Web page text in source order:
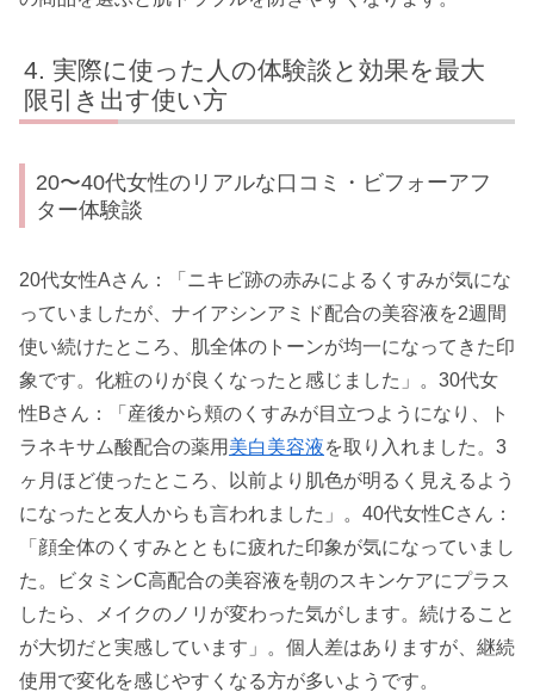
実際に使った人の体験談と効果を最大
限引き出す使い方
20〜40代女性のリアルな口コミ・ビフォーアフ
ター体験談
20代女性Aさん：「ニキビ跡の赤みによるくすみが気にな
っていましたが、ナイアシンアミド配合の美容液を2週間
使い続けたところ、肌全体のトーンが均一になってきた印
象です。化粧のりが良くなったと感じました」。30代女
性Bさん：「産後から頬のくすみが目立つようになり、ト
ラネキサム酸配合の薬用 美白美容液を取り入れました。3
ヶ月ほど使ったところ、以前より肌色が明るく見えるよう
になったと友人からも言われました」。40代女性Cさん：
「顔全体のくすみとともに疲れた印象が気になっていまし
た。ビタミンC高配合の美容液を朝のスキンケアにプラス
したら、メイクのノリが変わった気がします。続けること
が大切だと実感しています」。個人差はありますが、継続
使用で変化を感じやすくなる方が多いようです。